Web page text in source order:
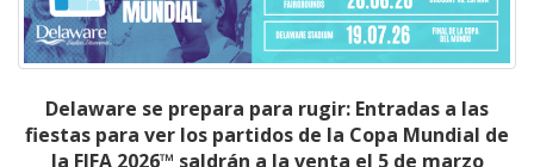
Delaware se prepara para rugir: Entradas a las
fiestas para ver los partidos de la Copa Mundial de
la FIFA 2026™ saldrán a la venta el 5 de marzo